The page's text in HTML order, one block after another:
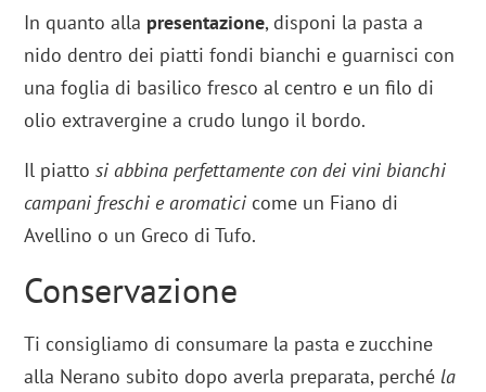
In quanto alla presentazione, disponi la pasta a
nido dentro dei piatti fondi bianchi e guarnisci con
una foglia di basilico fresco al centro e un filo di
olio extravergine a crudo lungo il bordo.
Il piattosi abbina perfettamente con dei vini bianchi
campani freschi e aromatici come un Fiano di
Avellino o un Greco di Tufo.
Conservazione
Ti consigliamo di consumare la pasta e zucchine
alla Nerano subito dopo averla preparata, perché la